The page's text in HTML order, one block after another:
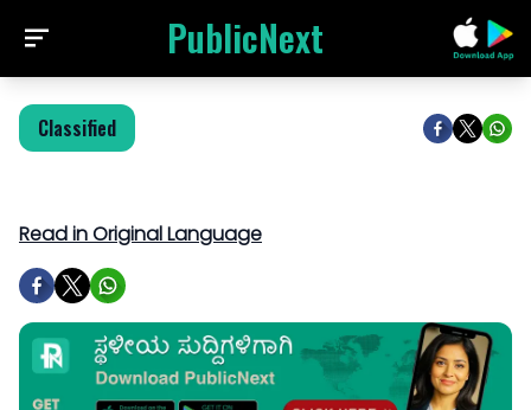
PublicNext
Classified
Read in Original Language